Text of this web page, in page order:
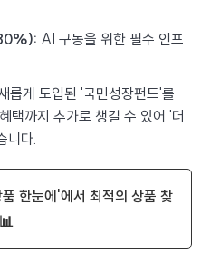
AI 구동을 위한 필수 인프
롭게 도입된 '국민성장펀드'를
택까지 추가로 챙길 수 있어 '더
니다.
한눈에'에서 최적의 상품 찾